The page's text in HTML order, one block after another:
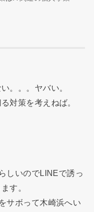
。。。ヤバい。
対策を考えねば。
しいのでLINEで誘っ
す。
サボって木崎浜へい